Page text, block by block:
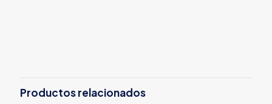
Productos relacionados